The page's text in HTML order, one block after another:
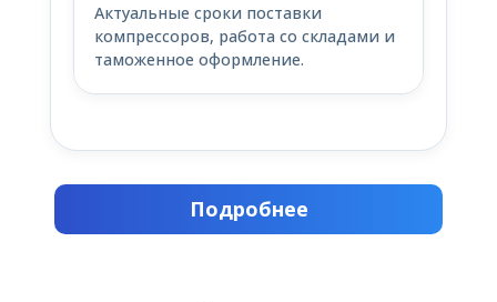
Актуальные сроки поставки
компрессоров, работа со складами и
таможенное оформление.
Подробнее